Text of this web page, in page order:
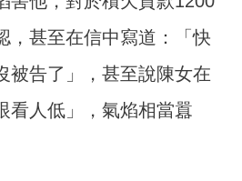
，甚至在信中寫道：「快
被告了」，甚至說陳女在
看人低」，氣焰相當囂